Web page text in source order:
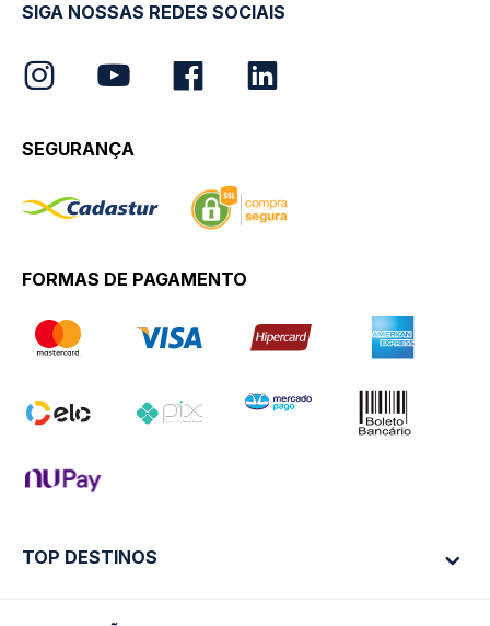
SIGA NOSSAS REDES SOCIAIS
SEGURANÇA
FORMAS DE PAGAMENTO
TOP DESTINOS